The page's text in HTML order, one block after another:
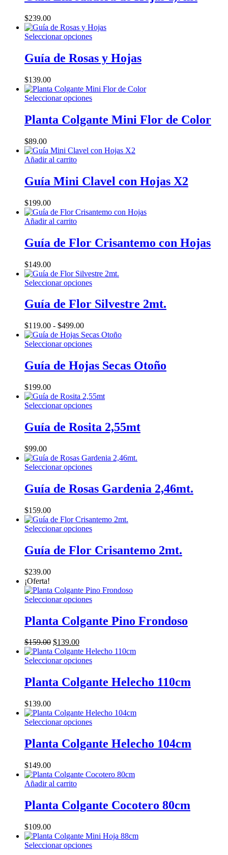
múltiples
opciones
se
elegir
en
página
de
producto
$239.00
Seleccionar opcionesEste
múltiples
opciones
se
elegir
en
página
de
Guía de Rosas y Hojas
$139.00
Seleccionar opcionesEste
tiene
múltiples
opciones
elegir
en
de
Planta Colgante Mini Flor de Color
$89.00
Añadir al carrito
Guía Mini Clavel con Hojas X2
$199.00
Añadir al carrito
Guía de Flor Crisantemo con Hojas
$149.00
Seleccionar opcionesEste
tiene
múltiples
opciones
se
elegir
en
página
de
producto
Guía de Flor Silvestre 2mt.
$119.00 - $499.00Rango
de
precios:
$119.00
hasta
Seleccionar opcionesEste
tiene
múltiples
opciones
se
elegir
en
página
de
producto
Guía de Hojas Secas Otoño
$199.00
Seleccionar opcionesEste
tiene
múltiples
opciones
se
elegir
en
de
producto
Guía de Rosita 2,55mt
$99.00
Seleccionar opcionesEste
tiene
múltiples
opciones
se
elegir
en
producto
Guía de Rosas Gardenia 2,46mt.
$159.00
Seleccionar opcionesEste
tiene
múltiples
se
pueden
en
la
de
producto
Guía de Flor Crisantemo 2mt.
$239.00
¡Oferta!
Seleccionar opcionesEste
tiene
múltiples
opciones
se
elegir
en
página
de
producto
Planta Colgante Pino Frondoso
$159.00 El
precio
original
$159.00.
$139.00El
precio
actual
$139.00.
Seleccionar opcionesEste
tiene
múltiples
opciones
se
elegir
en
página
de
Planta Colgante Helecho 110cm
$139.00
Seleccionar opcionesEste
tiene
múltiples
opciones
elegir
en
página
de
producto
Planta Colgante Helecho 104cm
$149.00
Añadir al carrito
Planta Colgante Cocotero 80cm
$109.00
Seleccionar opcionesEste